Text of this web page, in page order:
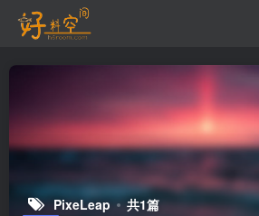
PixeLeap 共1篇